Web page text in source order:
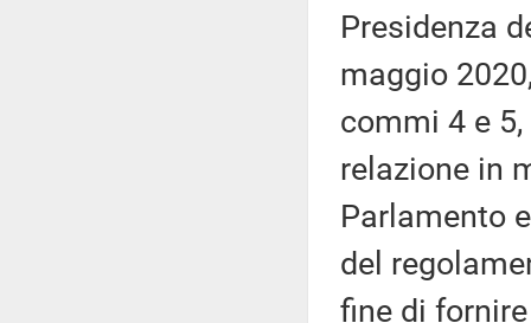
Presidenza
maggio
commi 4 e
relazione in
Parlamento
del
fine di